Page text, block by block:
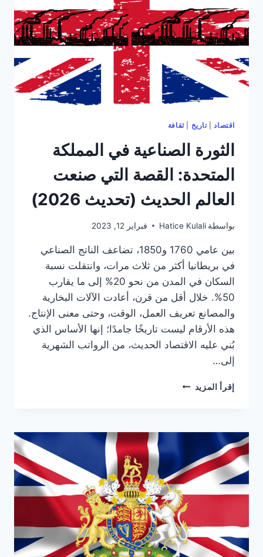
بحلول
2026؟
اقتصاد|تاريخ |ثقافة
الثورة الصناعية في المملكة
المتحدة: القصة التي صنعت
العالم الحديث (تحديث 2026)
بواسطة Hatice Kulali فبراير 12, 2023
بين عامي 1760 و1850، تضاعف الناتج الصناعي
في بريطانيا أكثر من ثلاث مرات، وانتقلت نسبة
السكان في المدن من نحو 20% إلى ما يقارب
50%. خلال أقل من قرن، أعادت الآلات البخارية
والمصانع تعريف العمل، الوقت، وحتى معنى الإنتاج.
هذه الأرقام ليست تاريخًا جامدًا؛ إنها الأساس الذي
بُني عليه الاقتصاد الحديث، من الرواتب الشهرية
إلى…
إقرأ المزيد الثورة
المتحدة:
صنعت
العالم
الحديث
(تحديث
2026)